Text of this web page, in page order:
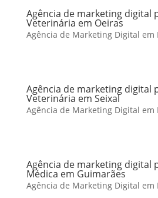
Agência de marketing digital
Veterinária em Oeiras
Agência de Marketing Digital em
Agência de marketing digital
Veterinária em Seixal
Agência de Marketing Digital em
Agência de marketing digital
Médica em Guimarães
Agência de Marketing Digital em